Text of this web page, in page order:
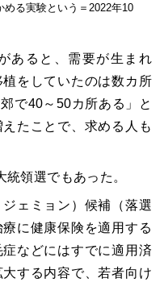
る実験という＝2022年10
あると、需要が生まれ
をしていたのは数カ所
で40～50カ所ある」と
たことで、求める人も
領選でもあった。
ジェミョン）候補（落選
に健康保険を適用する
などにはすでに適用済
する内容で、若者向け